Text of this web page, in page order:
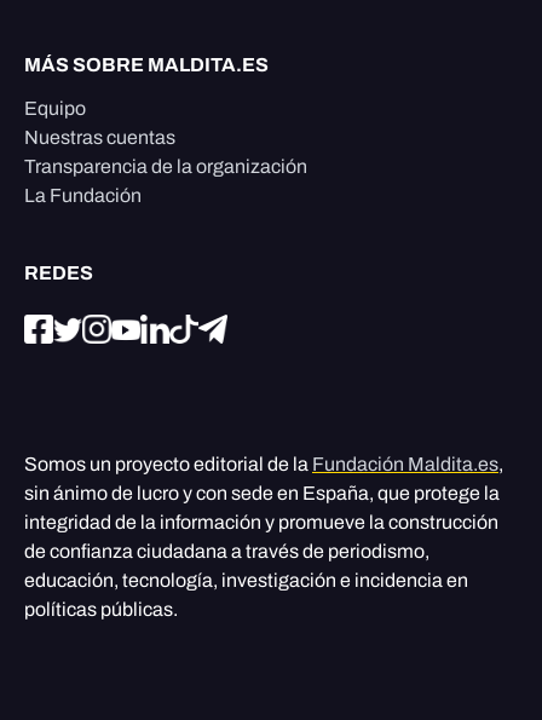
MÁS SOBRE MALDITA.ES
Equipo
Nuestras cuentas
Transparencia de la organización
La Fundación
REDES
Somos un proyecto editorial de la Fundación Maldita.es,
sin ánimo de lucro y con sede en España, que protege la
integridad de la información y promueve la construcción
de confianza ciudadana a través de periodismo,
educación, tecnología, investigación e incidencia en
políticas públicas.